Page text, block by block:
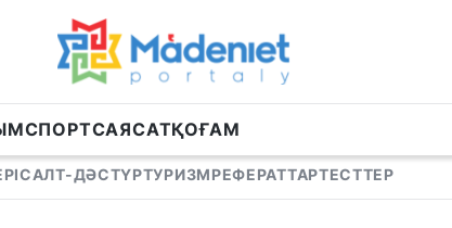
СПОРТСАЯСАТҚОҒАМ
САЛТ-ДӘСТҮРТУРИЗМРЕФЕРАТТАРТЕСТТЕР